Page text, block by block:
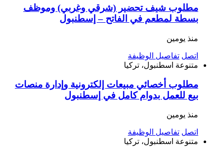
مطلوب شيف تحضير (شرقي وغربي) وموظف
بسطة لمطعم في الفاتح – إسطنبول
منذ يومين
اتصل تفاصيل الوظيفة
متنوعة اسطنبول، تركيا
مطلوب أخصائي مبيعات إلكترونية وإدارة منصات
بيع للعمل بدوام كامل في إسطنبول
منذ يومين
اتصل تفاصيل الوظيفة
متنوعة اسطنبول، تركيا